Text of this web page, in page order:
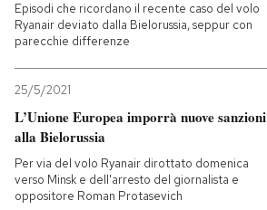
Episodi che ricordano il recente caso del volo
Ryanair deviato dalla Bielorussia, seppur con
parecchie differenze
25/5/2021
L’Unione Europea imporrà nuove sanzioni
alla Bielorussia
Per via del volo Ryanair dirottato domenica
verso Minsk e dell'arresto del giornalista e
oppositore Roman Protasevich